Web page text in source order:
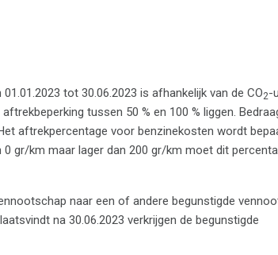
tot 30.06.2023 is afhankelijk van de CO2-
tussen 50 % en 100 % liggen.
aftrekpercentage voor benzinekosten wordt
gr/km maar lager dan 200 gr/km moet dit
naar een of andere begunstigde
na 30.06.2023 verkrijgen de begunstigde